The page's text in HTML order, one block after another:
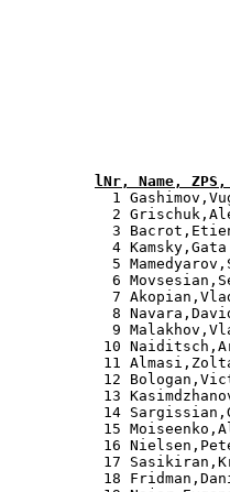
lNr, Name,